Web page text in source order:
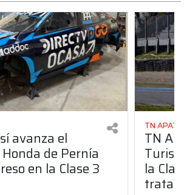
avanza el
de Pernía
en la Clase 3
TN APAT
TN
la
trata?